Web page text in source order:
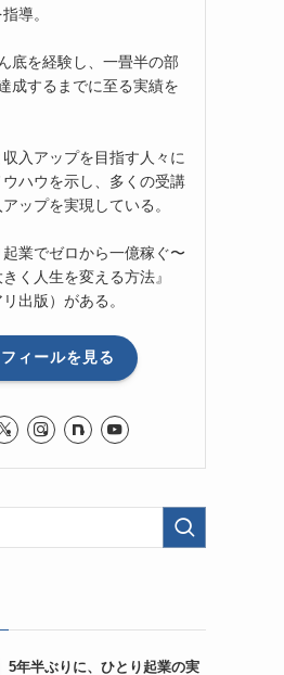
導。
底を経験し、一畳半の部
成するまでに至る実績を
入アップを目指す人々に
ハウを示し、多くの受講
ップを実現している。
業でゼロから一億稼ぐ〜
く人生を変える方法』
出版）がある。
ィールを見る
5年半ぶりに、ひとり起業の実